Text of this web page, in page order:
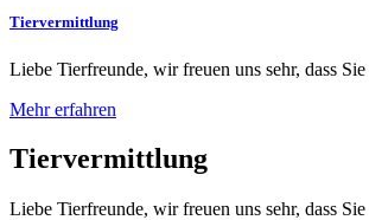
Tiervermittlung
Liebe Tierfreunde, wir freuen uns sehr, dass
Mehr erfahren
Tiervermittlung
Liebe Tierfreunde, wir freuen uns sehr, dass